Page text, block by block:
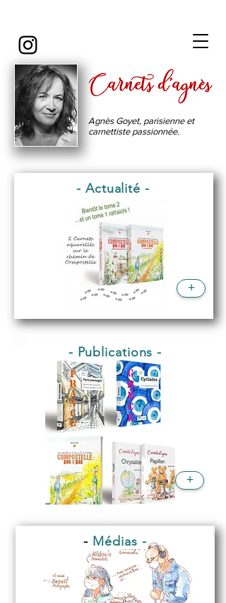
Agnès Goyet, parisienne et
carnettiste passionnée.
- Actualité -
+
- Publications -
+
- Médias -